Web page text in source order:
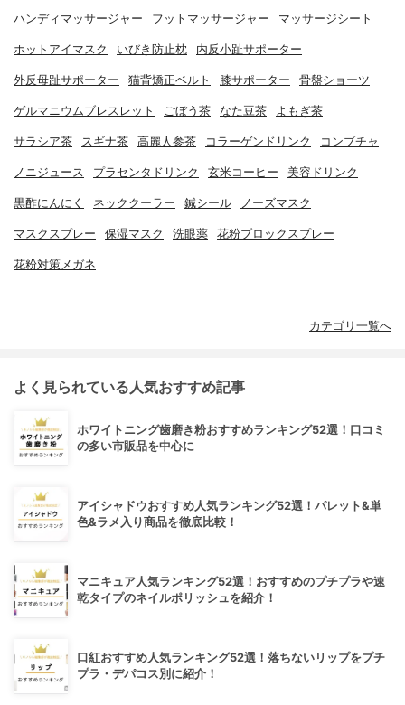
ハンディマッサージャー フットマッサージャー マッサージシート
ホットアイマスク いびき防止枕 内反小趾サポーター
外反母趾サポーター 猫背矯正ベルト 膝サポーター 骨盤ショーツ
ゲルマニウムブレスレット ごぼう茶 なた豆茶 よもぎ茶
サラシア茶 スギナ茶 高麗人参茶 コラーゲンドリンク コンブチャ
ノニジュース プラセンタドリンク 玄米コーヒー 美容ドリンク
黒酢にんにく ネッククーラー 鍼シール ノーズマスク
マスクスプレー 保湿マスク 洗眼薬 花粉ブロックスプレー
花粉対策メガネ
カテゴリ一覧へ
よく見られている人気おすすめ記事
ホワイトニング歯磨き粉おすすめランキング52選！口コミ
の多い市販品を中心に
アイシャドウおすすめ人気ランキング52選！パレット&単
色&ラメ入り商品を徹底比較！
マニキュア人気ランキング52選！おすすめのプチプラや速
乾タイプのネイルポリッシュを紹介！
口紅おすすめ人気ランキング52選！落ちないリップをプチ
プラ・デパコス別に紹介！